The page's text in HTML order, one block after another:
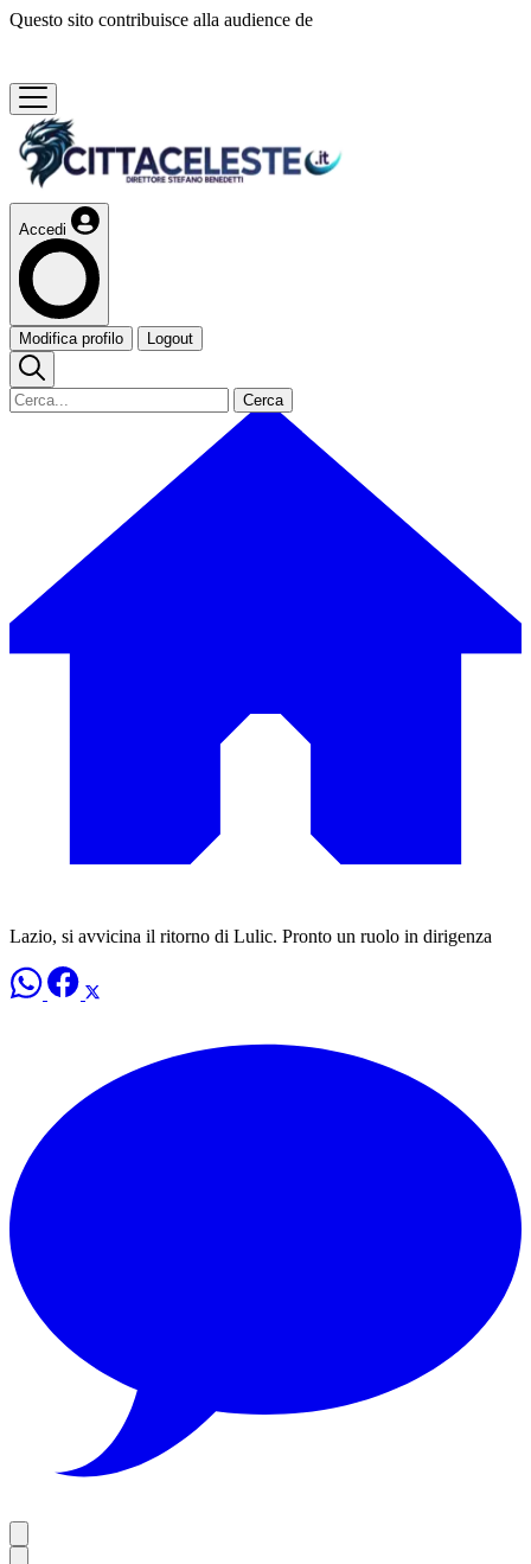
Questo sito contribuisce alla audience de
Accedi
Modifica profilo Logout
Cerca
Lazio, si avvicina il ritorno di Lulic. Pronto un ruolo in dirigenza